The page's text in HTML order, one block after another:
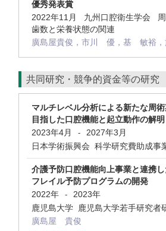
優秀発表賞
2022年11月 九州口腔衛生学会 周
歯数と栄養状態の関連
廣島屋貴俊，市川 優，基 敏裕
共同研究・競争的資金等の研究
マルチレベル分析による新たな周
目指した口腔機能と起立動作の解明
2023年4月
-
2027年3月
日本学術振興会 科学研究費助成事
介護予防口腔機能向上事業と連携
フレイル予防プログラムの開発
2022年
-
2023年
鹿児島大学 鹿児島大学若手研究者
廣島屋 貴俊